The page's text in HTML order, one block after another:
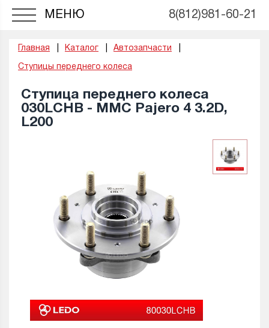
МЕНЮ 8(812)981-60-21
Главная Каталог Автозапчасти
Ступицы переднего колеса
Ступица переднего колеса
030LCHB - MMC Pajero 4 3.2D,
L200